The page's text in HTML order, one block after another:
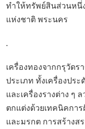
ทำให้ทรัพย์สินส่วนห
แห่งชาติ พระนคร
.
เครื่องทองจากกรุวัด
ประเภท ทั้งเครื่องปร
และเครื่องรางต่าง ๆ
ตกแต่งด้วยเทคนิคกา
และมรกต การสร้างส